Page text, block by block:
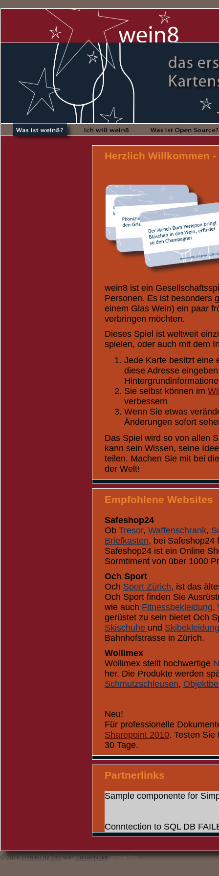
Herzlich Willkommen
wein8 ist ein
Personen. Es ist besonders
einem Glas Wein) ein paar
verbringen möchten.
Dieses Spiel ist weltweit
spielen, oder auch mit dem
Jede Karte besitzt eine
diese Adresse
Sie selbst können im
verbessern
Wenn Sie etwas
Änderungen sofort
Das Spiel wird so von allen
kann sein Wissen, seine
teilen. Machen Sie mit bei
der Welt!
Empfohlene Websites
Safeshop24
Ob Tresor, Waffenschrank,
Briefkasten, bei Safeshop24
Safeshop24 ist ein Online
Sormtiment von über 1000
Och Sport
Och Sport Zürich, ist das
Och Sport finden Sie
wie auch Fitnessbekleidung,
gerüstet zu sein bietet Och
Skischuhe und Skibekleidung
Bahnhofstrasse in Zürich.
Wollimex
Wollimex stellt hochwertige
her. Die Produkte werden
Schmutzschleusen,
Neu!
Für professionelle
Sharepoint 2010. Testen
30 Tage.
Partnerlinks
Sample componente for
Conntection to SQL DB
© 2026created by 2sicwithDotNetNuke anmelden